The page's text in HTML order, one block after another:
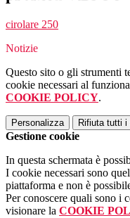
cirolare 250
Notizie
Questo sito o gli strumenti
cookie necessari al
COOKIE POLICY.
Personalizza Rifiuta tutti i
Gestione cookie
In questa schermata è
I cookie necessari sono
piattaforma e non è
Per conoscere quali sono i
visionare la COOKIE